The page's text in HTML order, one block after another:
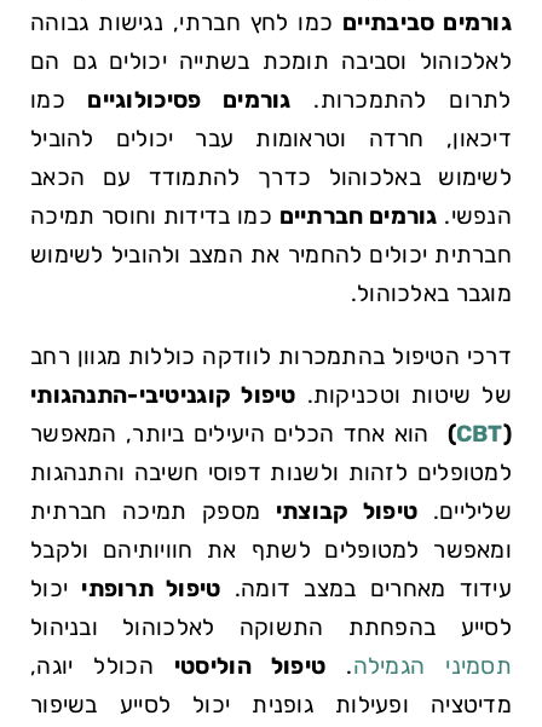
גורמים סביבתיים כמו לחץ חברתי, ⁤נגישות גבוהה
לאלכוהול וסביבה תומכת בשתייה יכולים גם‍ הם
⁣לתרום להתמכרות. גורמים פסיכולוגיים כמו
דיכאון, ⁤חרדה וטראומות‍ עבר יכולים להוביל
לשימוש באלכוהול כדרך להתמודד עם הכאב‍
הנפשי. גורמים חברתיים כמו בדידות וחוסר תמיכה
חברתית יכולים להחמיר את‌ המצב‍ ולהוביל לשימוש
מוגבר באלכוהול.
דרכי הטיפול ⁤בהתמכרות לוודקה כוללות מגוון רחב
של שיטות וטכניקות.‍ טיפול⁣ קוגניטיבי-התנהגותי
(
CBT
) ⁤ הוא אחד הכלים היעילים ביותר, המאפשר
למטופלים ⁣לזהות ולשנות דפוסי חשיבה והתנהגות
שליליים. טיפול קבוצתי מספק‌ תמיכה‌ חברתית
ומאפשר למטופלים‌ לשתף ⁣את חוויותיהם ולקבל
עידוד מאחרים במצב דומה. טיפול תרופתי יכול
לסייע בהפחתת התשוקה לאלכוהול ובניהול
תסמיני הגמילה. טיפול הוליסטי הכולל יוגה,
מדיטציה ופעילות גופנית יכול לסייע בשיפור